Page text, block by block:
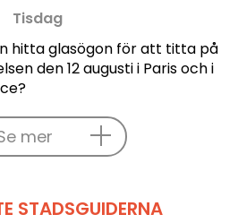
Tisdag
hitta glasögon för att titta på
den 12 augusti i Paris och i
mer
STADSGUIDERNA